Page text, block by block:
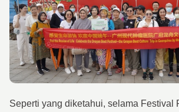
Seperti yang diketahui, selama Festival